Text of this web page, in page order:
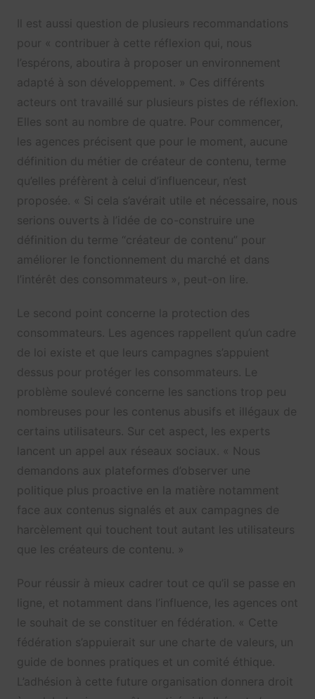
Il est aussi question de plusieurs recommandations
pour « contribuer à cette réflexion qui, nous
l’espérons, aboutira à proposer un environnement
adapté à son développement. » Ces différents
acteurs ont travaillé sur plusieurs pistes de réflexion.
Elles sont au nombre de quatre. Pour commencer,
les agences précisent que pour le moment, aucune
définition du métier de créateur de contenu, terme
qu’elles préfèrent à celui d’influenceur, n’est
proposée. « Si cela s’avérait utile et nécessaire, nous
serions ouverts à l’idée de co-construire une
définition du terme “créateur de contenu” pour
améliorer le fonctionnement du marché et dans
l’intérêt des consommateurs », peut-on lire.
Le second point concerne la protection des
consommateurs. Les agences rappellent qu’un cadre
de loi existe et que leurs campagnes s’appuient
dessus pour protéger les consommateurs. Le
problème soulevé concerne les sanctions trop peu
nombreuses pour les contenus abusifs et illégaux de
certains utilisateurs. Sur cet aspect, les experts
lancent un appel aux réseaux sociaux. « Nous
demandons aux plateformes d’observer une
politique plus proactive en la matière notamment
face aux contenus signalés et aux campagnes de
harcèlement qui touchent tout autant les utilisateurs
que les créateurs de contenu. »
Pour réussir à mieux cadrer tout ce qu’il se passe en
ligne, et notamment dans l’influence, les agences ont
le souhait de se constituer en fédération. « Cette
fédération s’appuierait sur une charte de valeurs, un
guide de bonnes pratiques et un comité éthique.
L’adhésion à cette future organisation donnera droit